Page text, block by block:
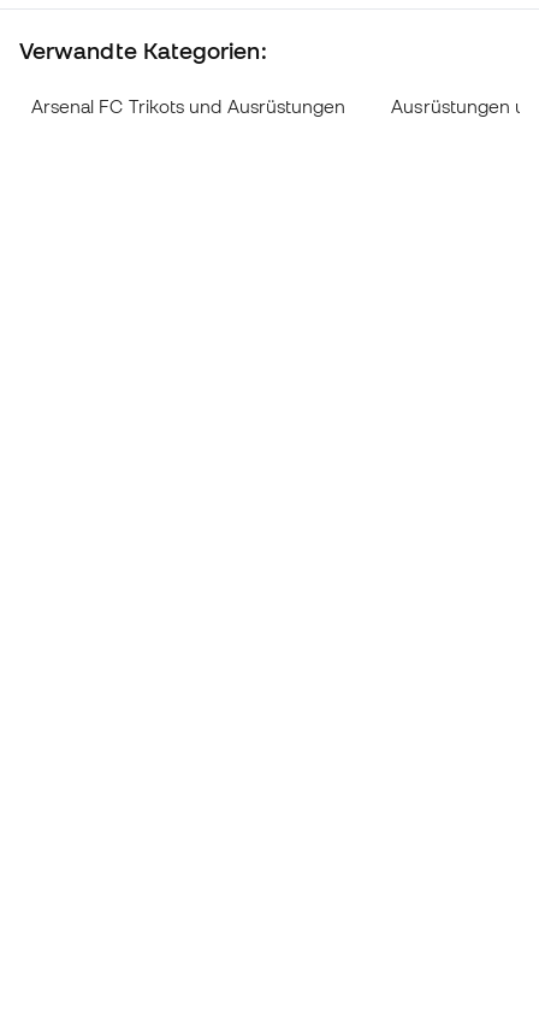
Verwandte Kategorien:
Arsenal FC Trikots und Ausrüstungen Ausrüstungen